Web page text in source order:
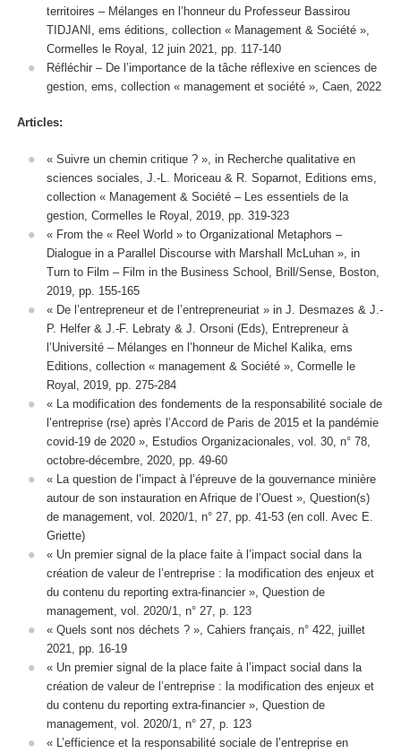
territoires – Mélanges en l’honneur du Professeur Bassirou
TIDJANI, ems éditions, collection « Management & Société »,
Cormelles le Royal, 12 juin 2021, pp. 117-140
Réfléchir – De l’importance de la tâche réflexive en sciences de
gestion, ems, collection « management et société », Caen, 2022
Articles:
« Suivre un chemin critique ? », in Recherche qualitative en
sciences sociales , J.-L. Moriceau & R. Soparnot, Editions ems,
collection « Management & Société – Les essentiels de la
gestion, Cormelles le Royal, 2019, pp. 319-323
« From the « Reel World » to Organizational Metaphors –
Dialogue in a Parallel Discourse with Marshall McLuhan », in
Turn to Film – Film in the Business School , Brill/Sense, Boston,
2019, pp. 155-165
« De l’entrepreneur et de l’entrepreneuriat » in J. Desmazes & J.-
P. Helfer & J.-F. Lebraty & J. Orsoni (Eds), Entrepreneur à
l’Université – Mélanges en l’honneur de Michel Kalika, ems
Editions, collection « management & Société », Cormelle le
Royal, 2019, pp. 275-284
« La modification des fondements de la responsabilité sociale de
l’entreprise (rse) après l’Accord de Paris de 2015 et la pandémie
covid-19 de 2020 », Estudios Organizacionales, vol. 30, n° 78,
octobre-décembre, 2020, pp. 49-60
« La question de l’impact à l’épreuve de la gouvernance minière
autour de son instauration en Afrique de l’Ouest », Question(s)
de management, vol. 2020/1, n° 27, pp. 41-53 (en coll. Avec E.
Griette)
« Un premier signal de la place faite à l’impact social dans la
création de valeur de l’entreprise : la modification des enjeux et
du contenu du reporting extra-financier », Question de
management, vol. 2020/1, n° 27, p. 123
« Quels sont nos déchets ? », Cahiers français, n° 422, juillet
2021, pp. 16-19
« Un premier signal de la place faite à l’impact social dans la
création de valeur de l’entreprise : la modification des enjeux et
du contenu du reporting extra-financier », Question de
management, vol. 2020/1, n° 27, p. 123
« L’efficience et la responsabilité sociale de l’entreprise en